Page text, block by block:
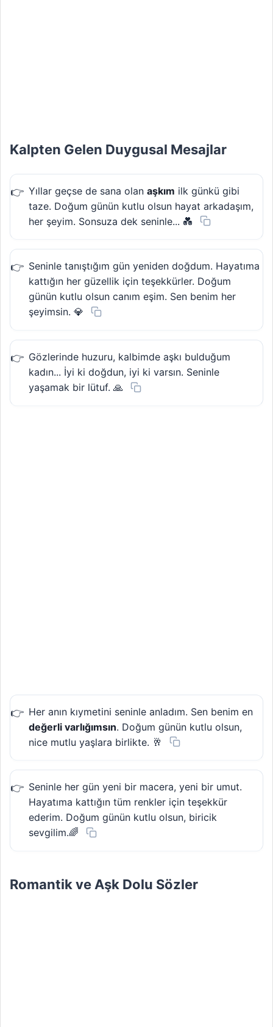
Kalpten Gelen Duygusal Mesajlar
Yıllar geçse de sana olan aşkım ilk günkü gibi
taze. Doğum günün kutlu olsun hayat arkadaşım,
her şeyim. Sonsuza dek seninle... 💑
Seninle tanıştığım gün yeniden doğdum. Hayatıma
kattığın her güzellik için teşekkürler. Doğum
günün kutlu olsun canım eşim. Sen benim her
şeyimsin. 💎
Gözlerinde huzuru, kalbimde aşkı bulduğum
kadın... İyi ki doğdun, iyi ki varsın. Seninle
yaşamak bir lütuf. 🙏
Her anın kıymetini seninle anladım. Sen benim en
değerli varlığımsın. Doğum günün kutlu olsun,
nice mutlu yaşlara birlikte. 🥂
Seninle her gün yeni bir macera, yeni bir umut.
Hayatıma kattığın tüm renkler için teşekkür
ederim. Doğum günün kutlu olsun, biricik
sevgilim.🌈
Romantik ve Aşk Dolu Sözler